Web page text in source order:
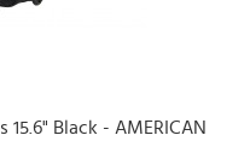
Black - AMERICAN